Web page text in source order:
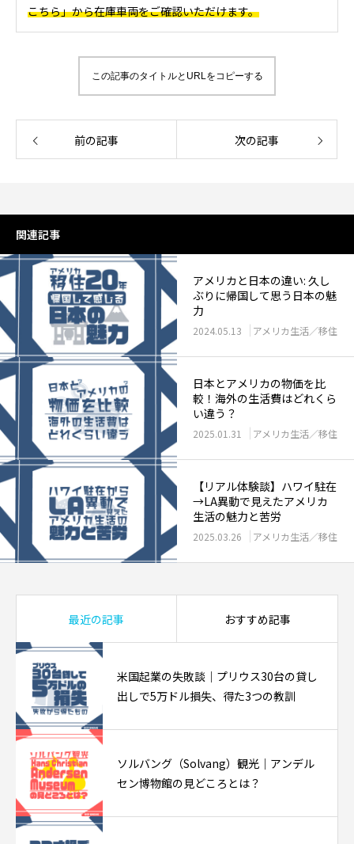
こちら」から在庫車両をご確認いただけます。
この記事のタイトルとURLをコピーする
前の記事 次の記事
関連記事
アメリカと日本の違い: 久し
ぶりに帰国して思う日本の魅
力
2024.05.13 アメリカ生活／移住
日本とアメリカの物価を比
較！海外の生活費はどれくら
い違う？
2025.01.31 アメリカ生活／移住
【リアル体験談】ハワイ駐在
→LA異動で見えたアメリカ
生活の魅力と苦労
2025.03.26 アメリカ生活／移住
最近の記事 おすすめ記事
米国起業の失敗談｜プリウス30台の貸し
出しで5万ドル損失、得た3つの教訓
ソルバング（Solvang）観光｜アンデル
セン博物館の見どころとは？